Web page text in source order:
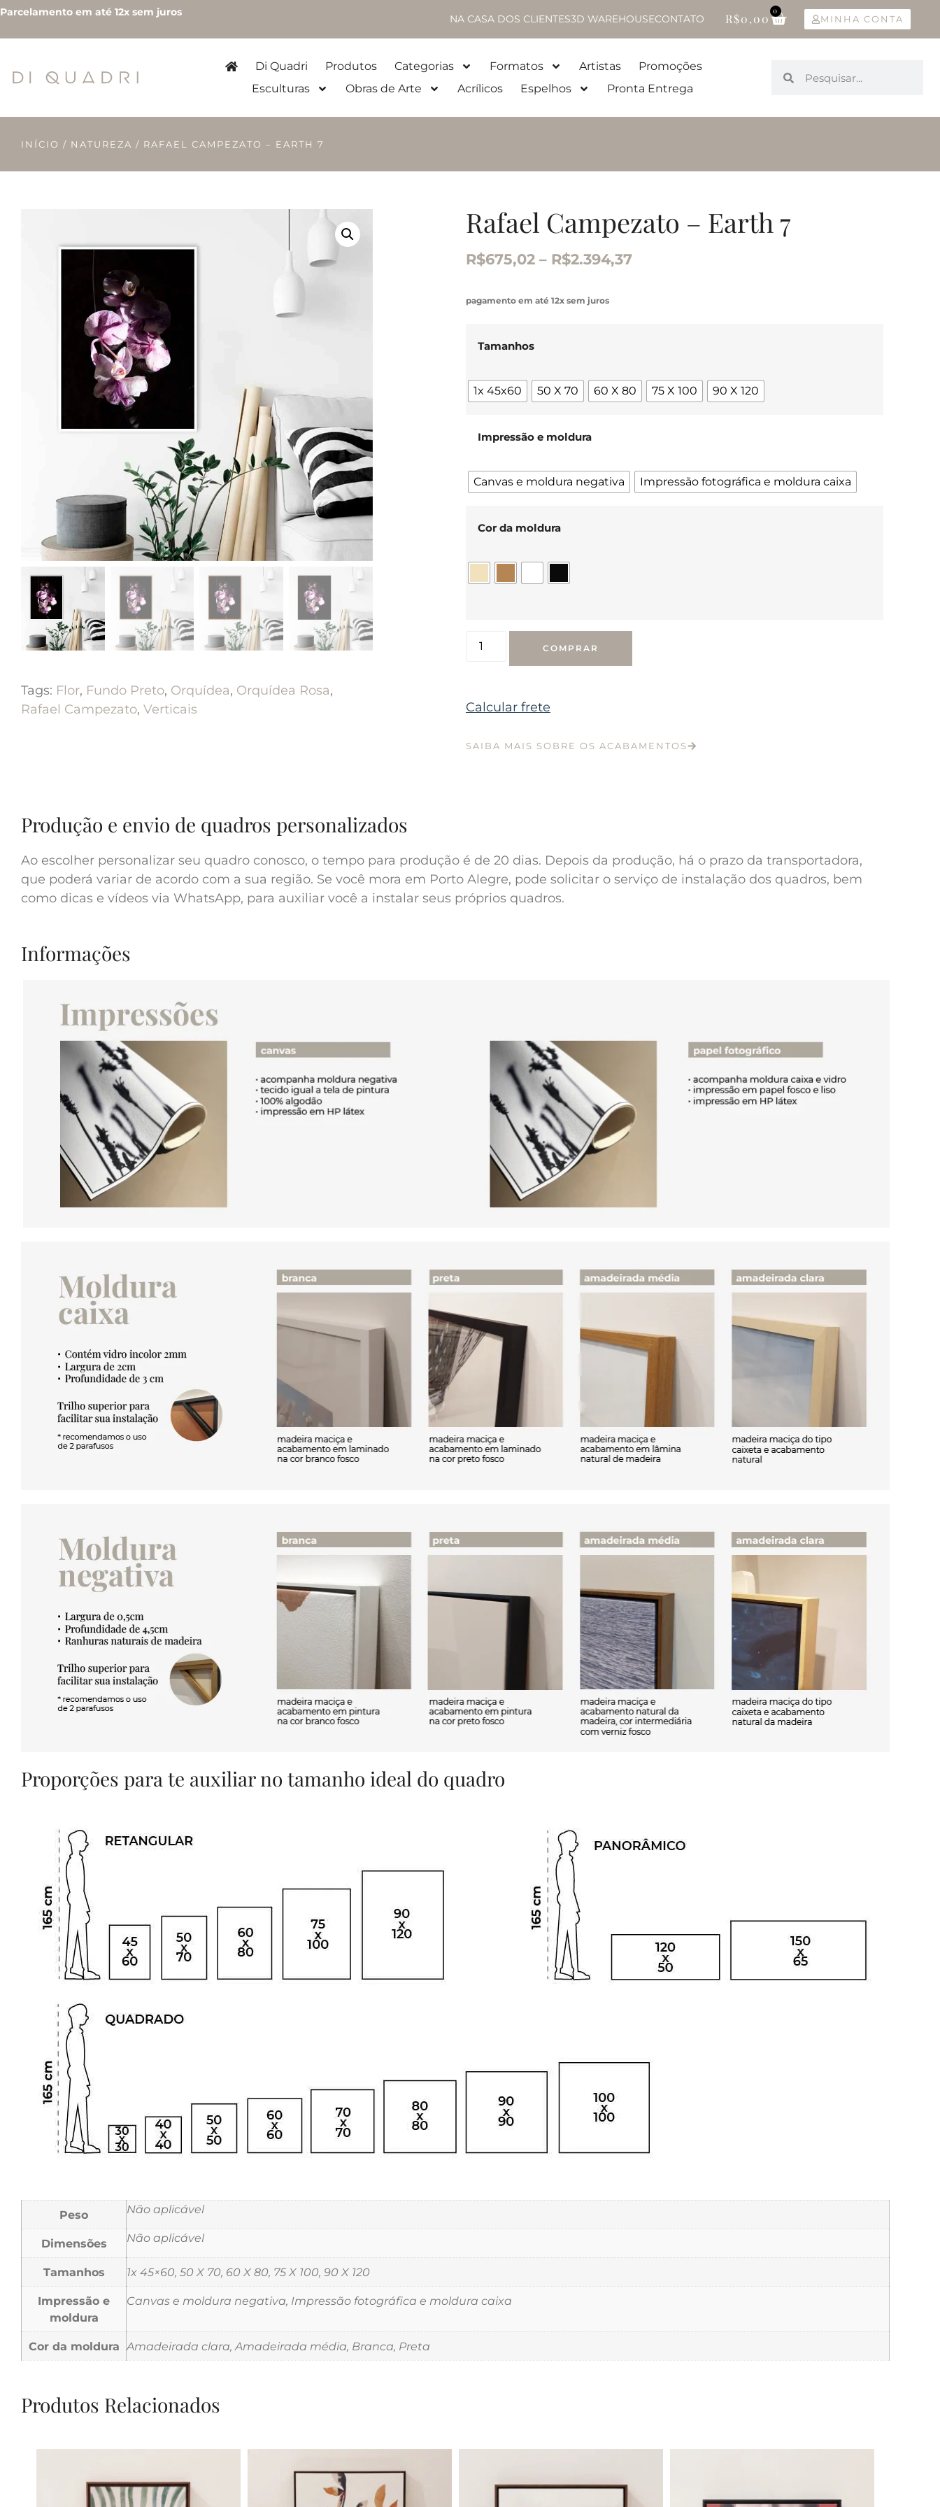
Parcelamento em até 12x sem juros
NA CASA DOS CLIENTES3D WAREHOUSECONTATO R$0,00
0
MINHA CONTA
Di Quadri Produtos Categorias Formatos Artistas
Promoções
Esculturas
Obras de Arte Acrílicos Espelhos Pronta Entrega
INÍCIO / NATUREZA / RAFAEL CAMPEZATO – EARTH 7
Tags: Flor, Fundo Preto, Orquídea, Orquídea Rosa,
Rafael Campezato, Verticais
Rafael Campezato – Earth 7
R$675,02 – R$2.394,37
pagamento em até 12x sem juros
Tamanhos
1x 45x60 50 X 70 60 X 80 75 X 100 90 X 120
Impressão e moldura
Canvas e moldura negativa Impressão fotográfica e moldura caixa
Cor da moldura
COMPRAR
Calcular frete
SAIBA MAIS SOBRE OS ACABAMENTOS
Produção e envio de quadros personalizados
Ao escolher personalizar seu quadro conosco, o tempo para produção é de 20 dias. Depois da produção, há o prazo da transportadora,
que poderá variar de acordo com a sua região. Se você mora em Porto Alegre, pode solicitar o serviço de instalação dos quadros, bem
como dicas e vídeos via WhatsApp, para auxiliar você a instalar seus próprios quadros.
Informações
Proporções para te auxiliar no tamanho ideal do quadro
Peso Não aplicável
Dimensões Não aplicável
Tamanhos 1x 45×60, 50 X 70, 60 X 80, 75 X 100, 90 X 120
Impressão e
moldura
Canvas e moldura negativa, Impressão fotográfica e moldura caixa
Cor da moldura Amadeirada clara, Amadeirada média, Branca, Preta
Produtos Relacionados